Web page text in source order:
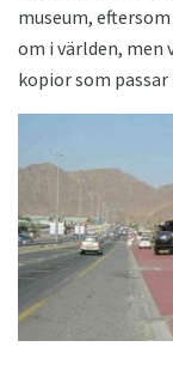
museum,
om i världen, men
kopior som